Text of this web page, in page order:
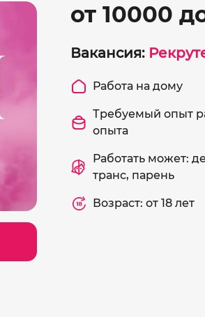
от 10000
Вакансия:
Работа на дому
Требуемый опыт
опыта
Работать может:
транс, парень
Возраст: от 18 лет